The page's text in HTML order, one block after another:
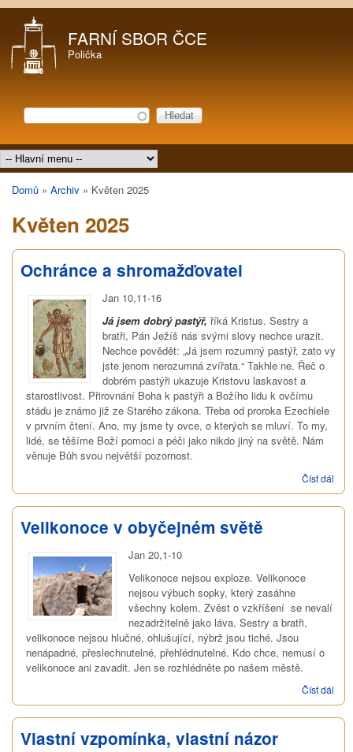
FARNÍ SBOR ČCE
Polička
Vyhledávání
Hledat
Hlavní menu
Jste zde
Domů » Archiv » Květen 2025
Květen 2025
Ochránce a shromažďovatel
Jan 10,11-16
Já jsem dobrý pastýř, říká Kristus. Sestry a
bratři, Pán Ježíš nás svými slovy nechce urazit.
Nechce povědět: „Já jsem rozumný pastýř, zato vy
jste jenom nerozumná zvířata.“ Takhle ne. Řeč o
dobrém pastýři ukazuje Kristovu laskavost a
starostlivost. Přirovnání Boha k pastýři a Božího lidu k ovčímu
stádu je známo již ze Starého zákona. Třeba od proroka Ezechiele
v prvním čtení. Ano, my jsme ty ovce, o kterých se mluví. To my,
lidé, se těšíme Boží pomoci a péči jako nikdo jiný na světě. Nám
věnuje Bůh svou největší pozornost.
Číst dál
Velikonoce v obyčejném světě
Jan 20,1-10
Velikonoce nejsou exploze. Velikonoce
nejsou výbuch sopky, který zasáhne
všechny kolem. Zvěst o vzkříšení se nevalí
nezadržitelně jako láva. Sestry a bratři,
velikonoce nejsou hlučné, ohlušující, nýbrž jsou tiché. Jsou
nenápadné, přeslechnutelné, přehlédnutelné. Kdo chce, nemusí o
velikonoce ani zavadit. Jen se rozhlédněte po našem městě.
Číst dál
v
Vlastní vzpomínka, vlastní názor